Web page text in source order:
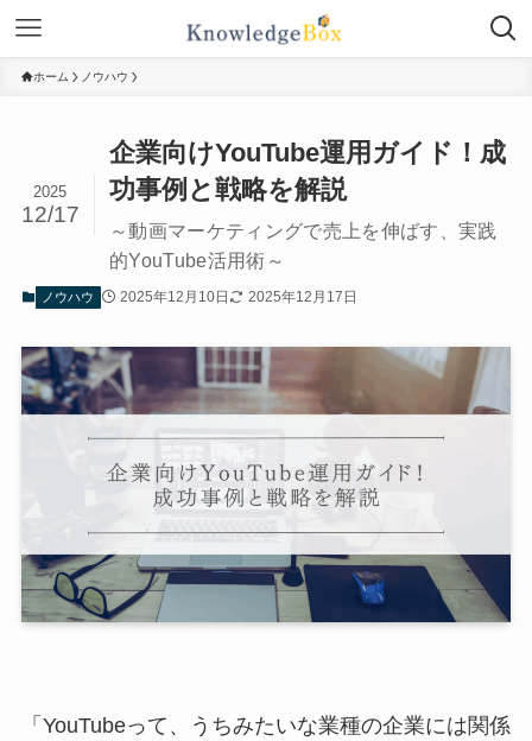
ホーム ノウハウ
企業向けYouTube運用ガイド！成
功事例と戦略を解説
～動画マーケティングで売上を伸ばす、実践
的YouTube活用術～
2025
12/17
ノウハウ 2025年12月10日 2025年12月17日
「YouTubeって、うちみたいな業種の企業には関係